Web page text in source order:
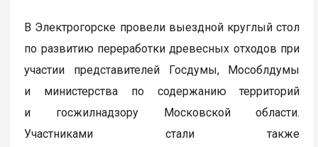
В Электрогорске провели выездной круглый стол
по развитию переработки древесных отходов при
участии представителей Госдумы, Мособлдумы
и министерства по содержанию территорий
и госжилнадзору Московской области.
Участниками стали также